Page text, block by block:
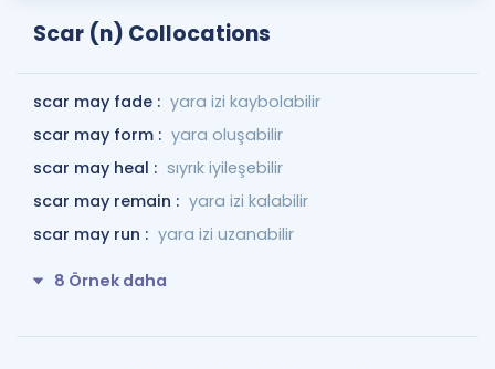
Scar (n) Collocations
scar may fade : yara izi kaybolabilir
scar may form : yara oluşabilir
scar may heal : sıyrık iyileşebilir
scar may remain : yara izi kalabilir
scar may run : yara izi uzanabilir
8 Örnek daha